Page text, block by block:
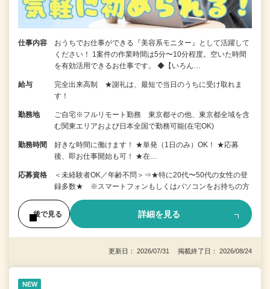
仕事内容
おうちでお仕事ができる『美容系モニター』として活躍して
ください！ 1案件の作業時間は5分〜10分程度。空いた時間
を有効活用できるお仕事です。 ◆【いろん…
給与
完全出来高制 ★謝礼は、最短で当日のうちに受け取れま
す！
勤務地
ご自宅※フルリモート勤務 東京都その他、東京都全域を含
む関東エリアおよび日本全国で勤務可能(在宅OK)
勤務時間
好きな時間に働けます！ ★単発（1日のみ）OK！ ★応募
後、即お仕事開始も可！ ★在…
応募資格
＜未経験者OK／年齢不問＞⇒★特に20代〜50代の女性の登
録多数★ ※スマートフォンもしくはパソコンをお持ちの方
後で見る 詳細を見る
更新日： 2026/07/31 掲載終了日： 2026/08/24
NEW